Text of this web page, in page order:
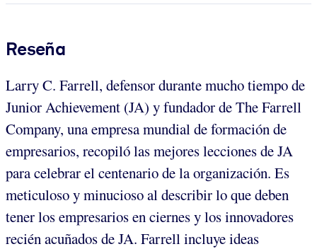
Reseña
Larry C. Farrell, defensor durante mucho tiempo de
Junior Achievement (JA) y fundador de The Farrell
Company, una empresa mundial de formación de
empresarios, recopiló las mejores lecciones de JA
para celebrar el centenario de la organización. Es
meticuloso y minucioso al describir lo que deben
tener los empresarios en ciernes y los innovadores
recién acuñados de JA. Farrell incluye ideas